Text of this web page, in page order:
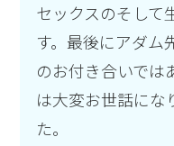
セックスのそして
す。最後にアダム
のお付き合いでは
は大変お世話にな
た。